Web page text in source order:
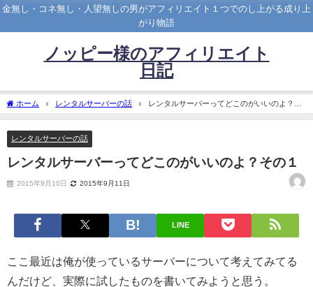
金無し・コネ無し・人望無しの男がアフィリエイト１つでのし上がる成り上
がり物語
ノッピー様のアフィリエイト
日記
ホーム レンタルサーバーの話
レンタルサーバーってどこのがいいのよ？そ
の１
レンタルサーバーの話
レンタルサーバーってどこのがいいのよ？その１
2015年9月10日 2015年9月11日
LINE
ここ最近は俺が使っているサーバーについて考えてみてる
んだけど、実際に試したものを書いてみようと思う。